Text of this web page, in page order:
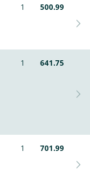
1
500.99
1 641.75
1
701.99